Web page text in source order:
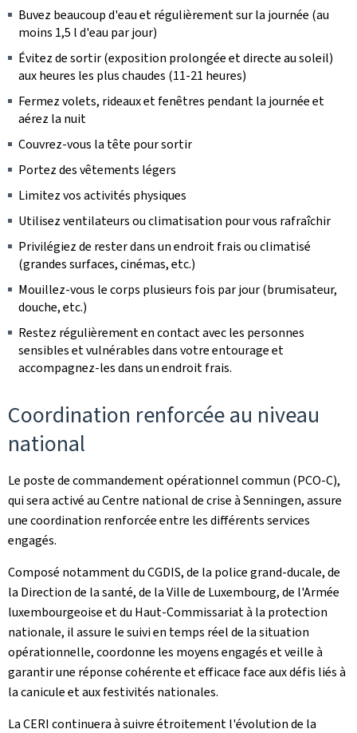
Buvez beaucoup d'eau et régulièrement sur la journée (au
moins 1,5 l d'eau par jour)
Évitez de sortir (exposition prolongée et directe au soleil)
aux heures les plus chaudes (11-21 heures)
Fermez volets, rideaux et fenêtres pendant la journée et
aérez la nuit
Couvrez-vous la tête pour sortir
Portez des vêtements légers
Limitez vos activités physiques
Utilisez ventilateurs ou climatisation pour vous rafraîchir
Privilégiez de rester dans un endroit frais ou climatisé
(grandes surfaces, cinémas, etc.)
Mouillez-vous le corps plusieurs fois par jour (brumisateur,
douche, etc.)
Restez régulièrement en contact avec les personnes
sensibles et vulnérables dans votre entourage et
accompagnez-les dans un endroit frais.
Coordination renforcée au niveau
national
Le poste de commandement opérationnel commun (PCO-C),
qui sera activé au Centre national de crise à Senningen, assure
une coordination renforcée entre les différents services
engagés.
Composé notamment du CGDIS, de la police grand-ducale, de
la Direction de la santé, de la Ville de Luxembourg, de l'Armée
luxembourgeoise et du Haut-Commissariat à la protection
nationale, il assure le suivi en temps réel de la situation
opérationnelle, coordonne les moyens engagés et veille à
garantir une réponse cohérente et efficace face aux défis liés à
la canicule et aux festivités nationales.
La CERI continuera à suivre étroitement l'évolution de la